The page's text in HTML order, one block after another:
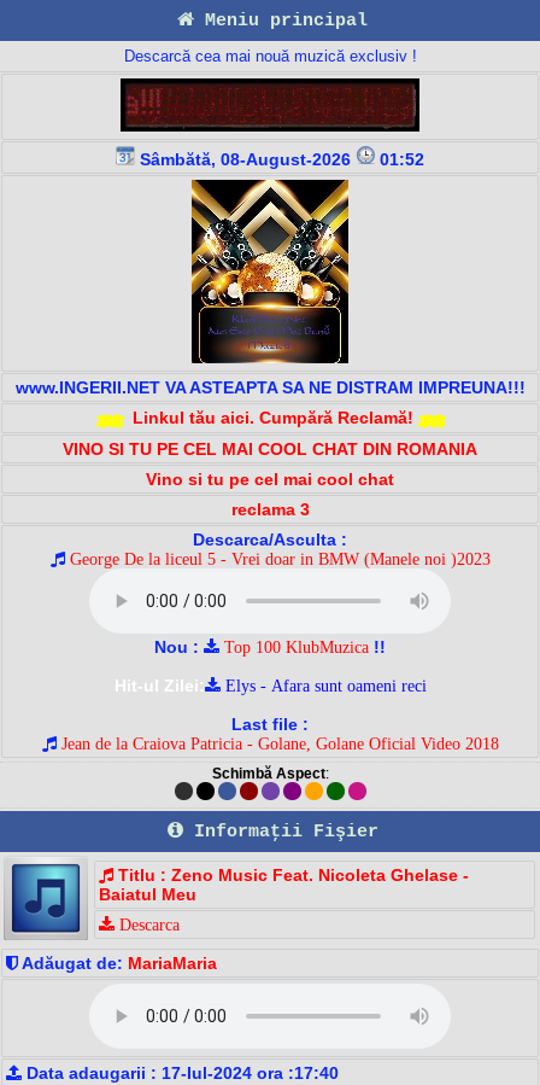
Meniu principal
Descarcă cea mai nouă muzică exclusiv !
Sâmbătă, 08-August-2026 01:52
www.INGERII.NET VA ASTEAPTA SA NE DISTRAM IMPREUNA!!!
Linkul tău aici. Cumpără Reclamă!
VINO SI TU PE CEL MAI COOL CHAT DIN ROMANIA
Vino si tu pe cel mai cool chat
reclama 3
Descarca/Asculta :
George De la liceul 5 - Vrei doar in BMW (Manele noi )2023
Nou : Top 100 KlubMuzica !!
Hit-ul Zilei:
Elys - Afara sunt oameni reci
Last file :
Jean de la Craiova Patricia - Golane, Golane Oficial Video 2018
Schimbă Aspect:
Informaţii Fişier
Titlu : Zeno Music Feat. Nicoleta Ghelase -
Baiatul Meu
Descarca
Adăugat de: MariaMaria
Data adaugarii : 17-Iul-2024 ora :17:40